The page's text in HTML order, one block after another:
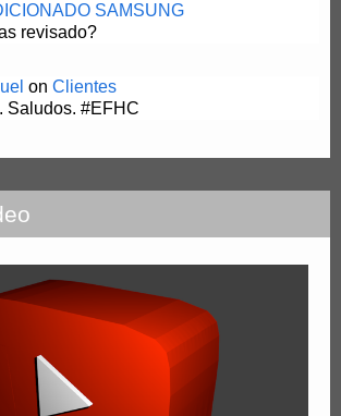
SAMSUNG
revisado?
on Clientes
Saludos. #EFHC